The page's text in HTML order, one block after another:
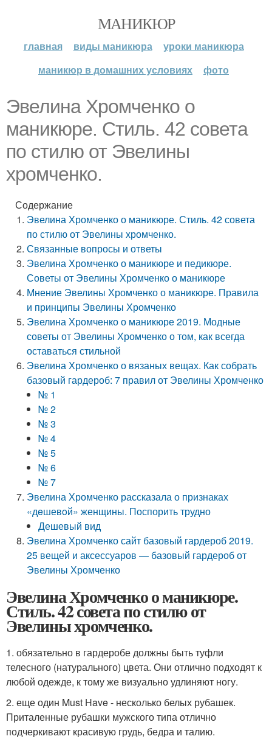
МАНИКЮР
главная виды маникюра
уроки маникюра
маникюр в домашних условиях
фото
Эвелина Хромченко о
маникюре. Стиль. 42 совета
по стилю от Эвелины
хромченко.
Содержание
Эвелина Хромченко о маникюре. Стиль. 42 совета
по стилю от Эвелины хромченко.
Связанные вопросы и ответы
Эвелина Хромченко о маникюре и педикюре.
Советы от Эвелины Хромченко о маникюре
Мнение Эвелины Хромченко о маникюре. Правила
и принципы Эвелины Хромченко
Эвелина Хромченко о маникюре 2019. Модные
советы от Эвелины Хромченко о том, как всегда
оставаться стильной
Эвелина Хромченко о вязаных вещах. Как собрать
базовый гардероб: 7 правил от Эвелины Хромченко
№ 1
№ 2
№ 3
№ 4
№ 5
№ 6
№ 7
Эвелина Хромченко рассказала о признаках
«дeшевoй» женщины. Поспорить трудно
Дешевый вид
Эвелина Хромченко сайт базовый гардероб 2019.
25 вещей и аксессуаров — базовый гардероб от
Эвелины Хромченко
Эвелина Хромченко о маникюре.
Стиль. 42 совета по стилю от
Эвелины хромченко.
1. обязательно в гардеробе должны быть туфли
телесного (натурального) цвета. Они отлично подходят к
любой одежде, к тому же визуально удлиняют ногу.
2. еще один Must Have - несколько белых рубашек.
Приталенные рубашки мужского типа отлично
подчеркивают красивую грудь, бедра и талию.